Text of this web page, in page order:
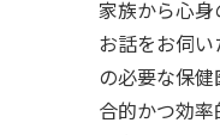
家族から心
お話をお伺
の必要な保
合的かつ効率